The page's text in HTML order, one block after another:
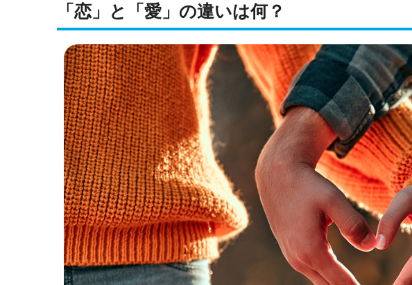
「恋」と「愛」の違いは何？